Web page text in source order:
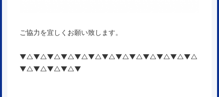
ご協力を宜しくお願い致します。
▼△▼△▼△▼△▼△▼△▼△▼△▼△▼△▼△▼△▼△
▼△▼△▼△▼△▼